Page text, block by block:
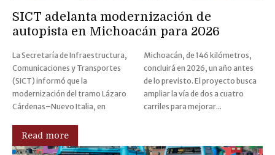
SICT adelanta modernización de
autopista en Michoacán para 2026
La Secretaría de Infraestructura,
Comunicaciones y Transportes
(SICT) informó que la
modernización del tramo Lázaro
Cárdenas–Nuevo Italia, en
Michoacán, de 146 kilómetros,
concluirá en 2026, un año antes
de lo previsto. El proyecto busca
ampliar la vía de dos a cuatro
carriles para mejorar...
Read more